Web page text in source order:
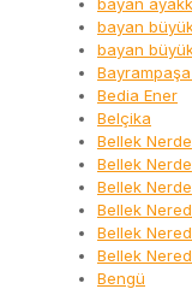
bayan
bayan
Bedia Ener
Belçika
Bellek
Bellek
Bellek
Bellek
Bellek
Bellek
Bengü